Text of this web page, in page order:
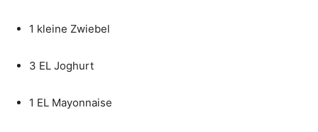
1 kleine Zwiebel
3 EL Joghurt
1 EL Mayonnaise